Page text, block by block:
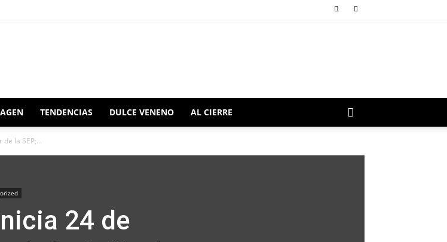
Redacción
TENDENCIAS DULCE VENENO AL CIERRE
la SEP;...
24 de